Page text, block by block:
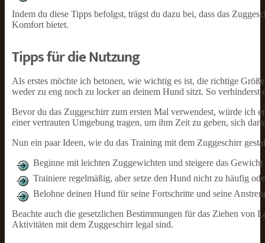
Indem du diese Tipps befolgst, trägst du dazu bei, dass das
Komfort bietet.
Tipps für die Nutzung
Als erstes möchte ich betonen, wie wichtig es ist, die richtige
weder zu eng noch zu locker an deinem Hund sitzt. So
Bevor du das Zuggeschirr zum ersten Mal verwendest, würde ich
einer vertrauten Umgebung tragen, um ihm Zeit zu geben, sich
Nun ein paar Ideen, wie du das Training mit dem Zuggeschirr
Beginne mit leichten Zuggewichten und steigere das
Trainiere regelmäßig, aber setze den Hund nicht zu häufig
Belohne deinen Hund für seine Fortschritte und seine
Beachte auch die gesetzlichen Bestimmungen für das Ziehen von
Aktivitäten mit dem Zuggeschirr legal sind.